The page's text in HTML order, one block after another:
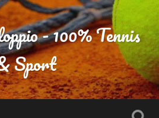
- 100% Tennis
Sport